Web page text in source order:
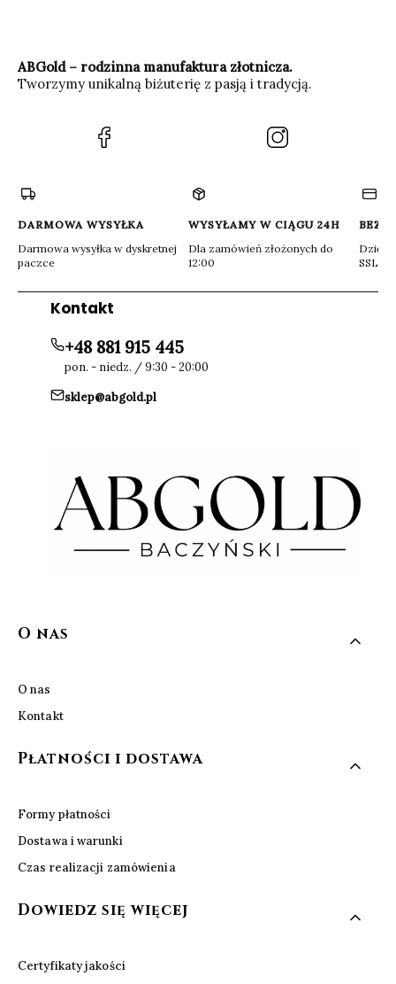
ABGold – rodzinna manufaktura złotnicza.
Tworzymy unikalną biżuterię z pasją i tradycją.
(Otwiera
się
DARMOWA WYSYŁKA
Darmowa wysyłka w dyskretnej
paczce
WYSYŁAMY W CIĄGU 24H
Dla zamówień złożonych do
12:00
Dzięki
SSL
Kontakt
+48 881 915 445
pon. - niedz. / 9:30 - 20:00
sklep@abgold.pl
Linki w stopce
O nas
O nas
Kontakt
Płatności i dostawa
Formy płatności
Dostawa i warunki
Czas realizacji zamówienia
Dowiedz się więcej
Certyfikaty jakości